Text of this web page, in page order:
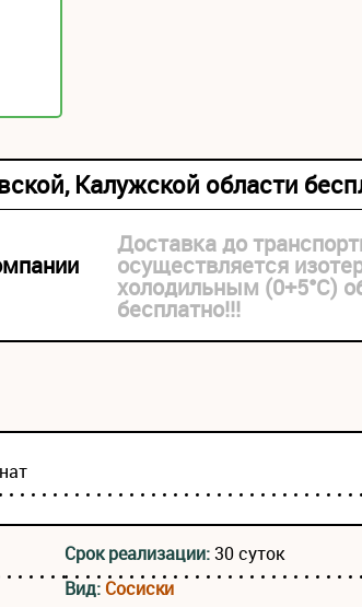
Калужской области
Доставка до
осуществляется
холодильным (0+5°С)
бесплатно!!!
Срок реализации:30 суток
Вид: Сосиски